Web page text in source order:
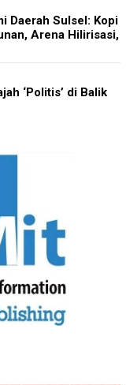
Daerah Sulsel: Kopi
Arena Hilirisasi,
‘Politis’ di Balik